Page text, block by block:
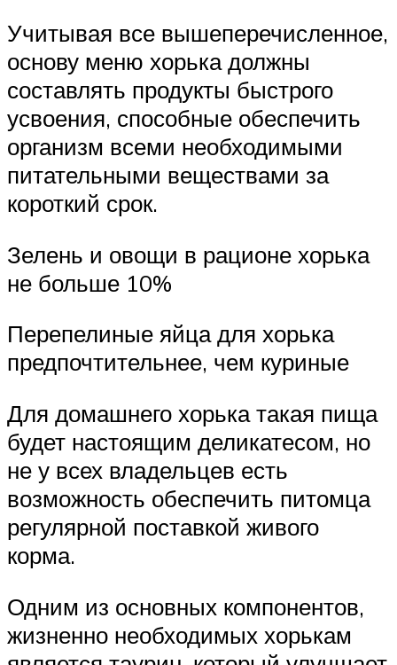
Учитывая все вышеперечисленное,
основу меню хорька должны
составлять продукты быстрого
усвоения, способные обеспечить
организм всеми необходимыми
питательными веществами за
короткий срок.
Зелень и овощи в рационе хорька
не больше 10%
Перепелиные яйца для хорька
предпочтительнее, чем куриные
Для домашнего хорька такая пища
будет настоящим деликатесом, но
не у всех владельцев есть
возможность обеспечить питомца
регулярной поставкой живого
корма.
Одним из основных компонентов,
жизненно необходимых хорькам